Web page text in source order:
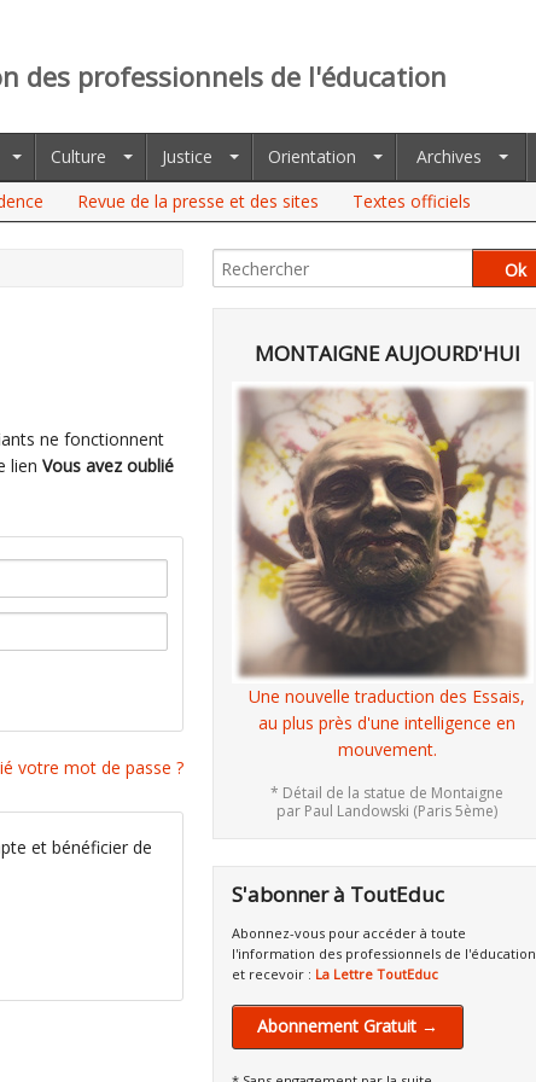
des professionnels de l'éducation
Culture Justice Orientation
Archives
Revue de la presse et des sites Textes officiels
ne fonctionnent
lien Vous avez oublié
votre mot de passe ?
et bénéficier de
MONTAIGNE AUJOURD'HUI
Une nouvelle traduction des Essais,
au plus près d'une intelligence en
mouvement.
* Détail de la statue de Montaigne
par Paul Landowski (Paris 5ème)
S'abonner à ToutEduc
Abonnez-vous pour accéder à toute
l'information des professionnels de l'éducation
et recevoir : La Lettre ToutEduc
Abonnement Gratuit →